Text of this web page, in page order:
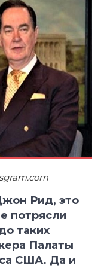
Рид, это
потрясли
таких
Палаты
США. Да и